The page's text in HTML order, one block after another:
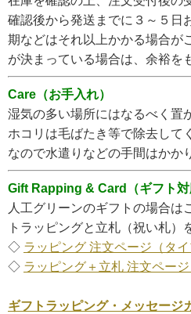
確認後から発送までに３～５日
期などはそれ以上かかる場合が
が決まっている場合は、余裕を
Care（お手入れ）
湿気の多い場所にはなるべく置
ホコリは毛ばたき等で除去して
なので水遣りなどの手間はかか
Gift Rapping & Card（ギフト対
人工グリーンのギフトの場合は
トラッピングと立札（祝い札）
◇ ラッピング 注文ページ（タ
◇ ラッピング＋立札 注文ペー
ギフトラッピング・メッセージ